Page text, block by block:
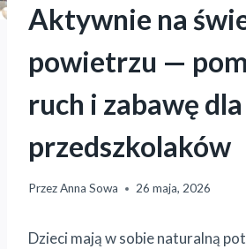
Aktywnie na
powietrzu —
ruch i zabawę dla
przedszkolaków
PrzezAnna Sowa 26 maja, 2026
Dzieci mają w sobie naturalną